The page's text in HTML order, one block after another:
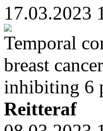
17.03.2023
Temporal
breast
inhibiting 6
Reitteraf